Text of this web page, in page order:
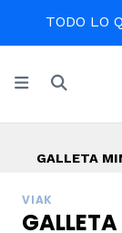
TODO LO
GALLETA
VIAK